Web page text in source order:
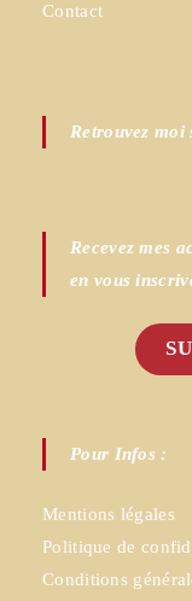
Contact
Retrouvez moi
Recevez mes
en vous
Pour Infos :
Mentions légales
Politique de
Conditions